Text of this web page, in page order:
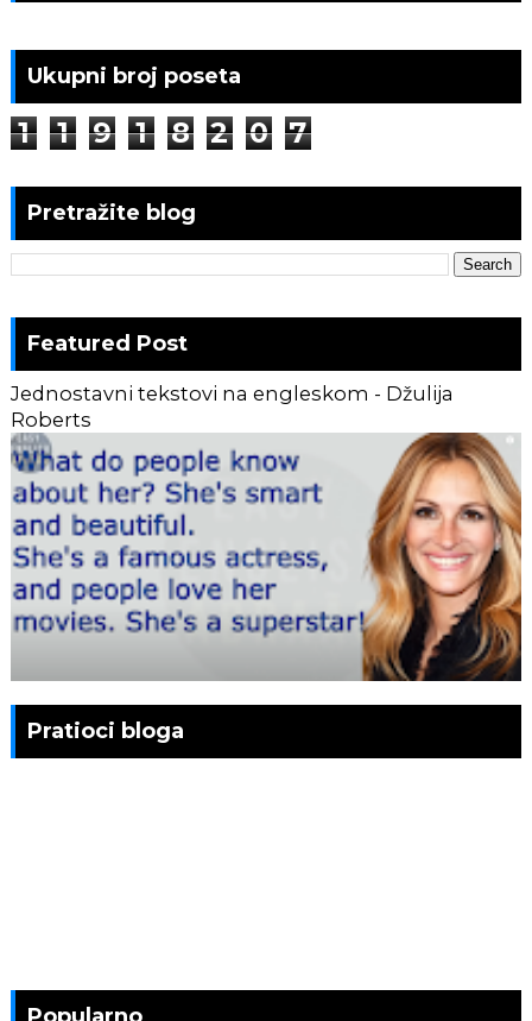
Ukupni broj poseta
1 1 9 1 8 2 0 7
Pretražite blog
Featured Post
Jednostavni tekstovi na engleskom - Džulija
Roberts
Pratioci bloga